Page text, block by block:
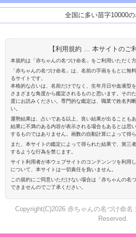
全国に多い苗字10000
【利用規約 … 本サイトのご
本規約は「赤ちゃんの名づけ命名」をご利用いただく
「赤ちゃんの名づけ命名」は、名前の字画をもとに無
るサイトです。
本格的な占いは、名前だけでなく、生年月日や血液型
さまざまな角度から鑑定されるものと思います。その
度にお読みください。専門的な鑑定は、職業で姓名判
い。
運勢結果は、占いである以上、良い結果が出ることも
結果に不満のある内容が表示される場合もあるとは思
するものではありません。画数の自動計算によって得
また、本サイトの鑑定によって得られた結果で、第三
するような行為を禁じます。
サイト利用者が本ウェブサイトのコンテンンツを利用
について、本サイトは一切責任を負いません。
この規約にご同意いただけない場合は「赤ちゃんの名
できませんのでご了承ください。
Copyright(C)2026 赤ちゃんの名づけ命
Reserved.